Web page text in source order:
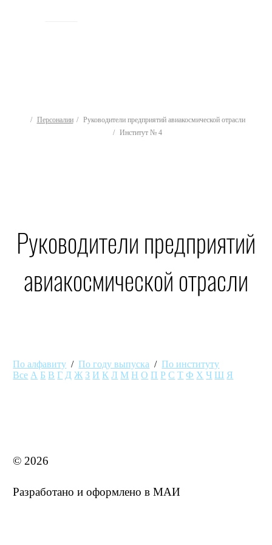
Персоналии
Руководители предприятий авиакосмической отрасли
Институт № 4
Руководители предприятий
авиакосмической отрасли
По алфавиту /По году выпуска /По институту
Все А Б В Г Д Ж З И К Л М Н О П Р С Т Ф Х Ч Ш Я
© 2026
Разработано и оформлено в МАИ